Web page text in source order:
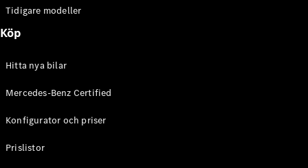
Cabriolet /
CLE
Tidigare modeller
Köp
Hitta nya bilar
Mercedes-Benz Certified
Konfigurator och priser
Prislistor